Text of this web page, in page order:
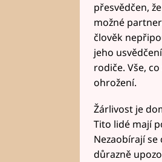
přesvědčen,
možné
člověk
jeho
rodiče. Vše,
ohrožení.
Žárlivost je
Tito lidé mají
Nezaobírají
důrazně